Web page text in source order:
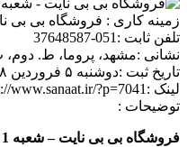
Telegram
زمینه کاری : فروشگاه بی بی
تلفن ثابت :051-37648587
نشانی :مشهد، پروما، ط. دوم، پ.
تاریخ ثبت :دوشنبه ۵ فروردین ۱۳۹۸
لینک :www.sanaat.ir/?p=7041
توضیحات :
فروشگاه بی بی نایت – شعبه 1